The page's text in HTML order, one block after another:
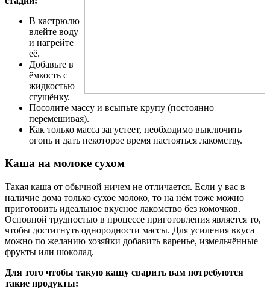
В кастрюлю
влейте воду
и нагрейте
её.
Добавьте в
ёмкость с
жидкостью
сгущёнку.
Посолите массу и всыпьте крупу (постоянно
перемешивая).
Как только масса загустеет, необходимо выключить
огонь и дать некоторое время настояться лакомству.
Каша на молоке сухом
Такая каша от обычной ничем не отличается. Если у вас в
наличие дома только сухое молоко, то на нём тоже можно
приготовить идеальное вкусное лакомство без комочков.
Основной трудностью в процессе приготовления является то,
чтобы достигнуть однородности массы. Для усиления вкуса
можно по желанию хозяйки добавить варенье, измельчённые
фрукты или шоколад.
Для того чтобы такую кашу сварить вам потребуются
такие продукты: